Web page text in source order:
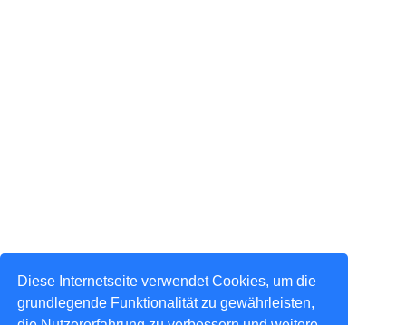
Diese Internetseite verwendet Cookies, um die
grundlegende Funktionalität zu gewährleisten,